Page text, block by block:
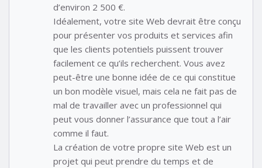
d’environ 2 500 €.
Idéalement, votre site Web devrait être conçu
pour présenter vos produits et services afin
que les clients potentiels puissent trouver
facilement ce qu’ils recherchent. Vous avez
peut-être une bonne idée de ce qui constitue
un bon modèle visuel, mais cela ne fait pas de
mal de travailler avec un professionnel qui
peut vous donner l’assurance que tout a l’air
comme il faut.
La création de votre propre site Web est un
projet qui peut prendre du temps et de